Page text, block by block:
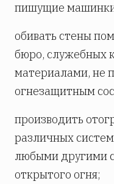
пишущие
обивать стены
бюро, служебных
материалами, не
огнезащитным
производить
различных
любыми другими
открытого огня;